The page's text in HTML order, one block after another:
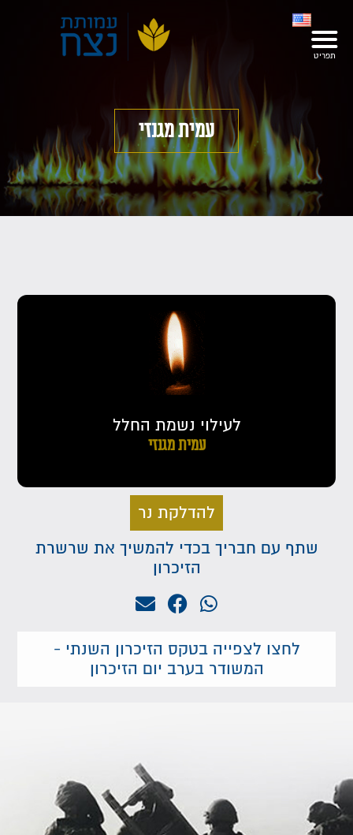
עמית מגנזי
לעילוי נשמת החלל
עמית מגנזי
להדלקת נר
שתף עם חבריך בכדי להמשיך את שרשרת
הזיכרון
לחצו לצפייה בטקס הזיכרון השנתי -
המשודר בערב יום הזיכרון